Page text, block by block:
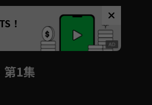
！
第1集